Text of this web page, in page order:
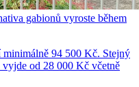
gabionů vyroste během
minimálně 94 500 Kč. Stejný
od 28 000 Kč včetně